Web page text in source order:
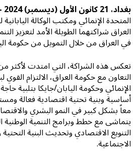
بغداد، 21 كانون الأول (ديسمبر) 2024 -
المتحدة الإنمائي ومكتب الوكالة
العراق شراكتهما الطويلة الأمد لتعزيز
في العراق من خلال التمويل من حكومة
تعكس هذه الشراكة، التي امتدت
التعاون مع حكومة العراق، الالتزام القوي
الإنمائي وحكومة اليابان/جايكا بتلبية
أساسية وبنية تحتية اقتصادية فعالة
معاً بشكل كبير في النمو البشري
يتماشى مع خطط وبرامج التنمية الوطنية
التنويع الاقتصادي وتحديث البنية
الاجتماعية.